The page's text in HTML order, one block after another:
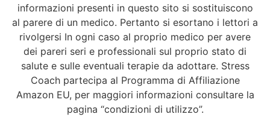
informazioni presenti in questo sito si sostituiscono
al parere di un medico. Pertanto si esortano i lettori a
rivolgersi In ogni caso al proprio medico per avere
dei pareri seri e professionali sul proprio stato di
salute e sulle eventuali terapie da adottare. Stress
Coach partecipa al Programma di Affiliazione
Amazon EU, per maggiori informazioni consultare la
pagina “condizioni di utilizzo”.